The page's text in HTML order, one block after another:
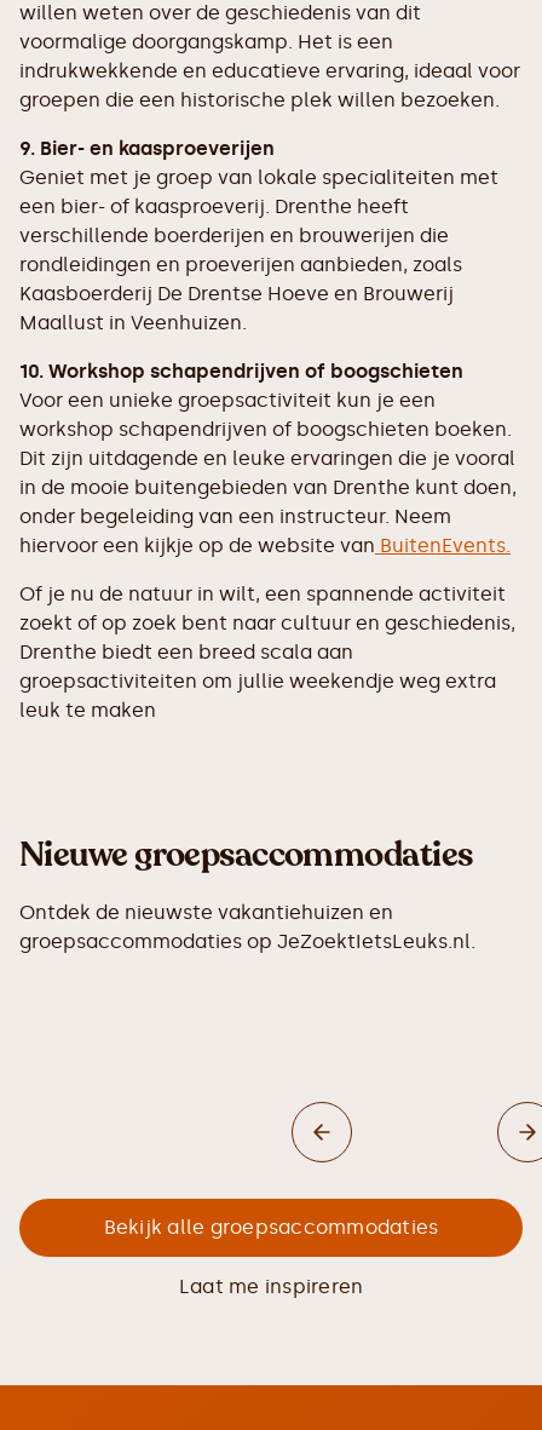
willen weten over de geschiedenis van dit
voormalige doorgangskamp. Het is een
indrukwekkende en educatieve ervaring, ideaal voor
groepen die een historische plek willen bezoeken.
9. Bier- en kaasproeverijen
Geniet met je groep van lokale specialiteiten met
een bier- of kaasproeverij. Drenthe heeft
verschillende boerderijen en brouwerijen die
rondleidingen en proeverijen aanbieden, zoals
Kaasboerderij De Drentse Hoeve en Brouwerij
Maallust in Veenhuizen.
10. Workshop schapendrijven of boogschieten
Voor een unieke groepsactiviteit kun je een
workshop schapendrijven of boogschieten boeken.
Dit zijn uitdagende en leuke ervaringen die je vooral
in de mooie buitengebieden van Drenthe kunt doen,
onder begeleiding van een instructeur. Neem
hiervoor een kijkje op de website van BuitenEvents.
Of je nu de natuur in wilt, een spannende activiteit
zoekt of op zoek bent naar cultuur en geschiedenis,
Drenthe biedt een breed scala aan
groepsactiviteiten om jullie weekendje weg extra
leuk te maken
Nieuwe groepsaccommodaties
Ontdek de nieuwste vakantiehuizen en
groepsaccommodaties op JeZoektIetsLeuks.nl.
Bekijk alle groepsaccommodaties
Laat me inspireren